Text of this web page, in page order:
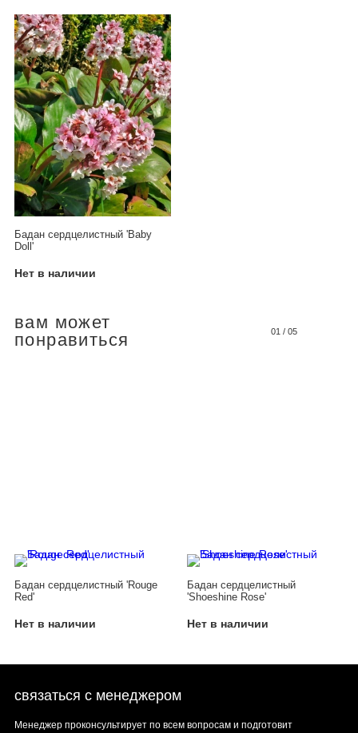
Бадан сердцелистный 'Baby
Doll'
Нет в наличии
вам может
понравиться
01 / 05
Бадан сердцелистный 'Rouge
Red'
Нет в наличии
Бадан сердцелистный
'Shoeshine Rose'
Нет в наличии
связаться с менеджером
Менеджер проконсультирует по всем вопросам и подготовит